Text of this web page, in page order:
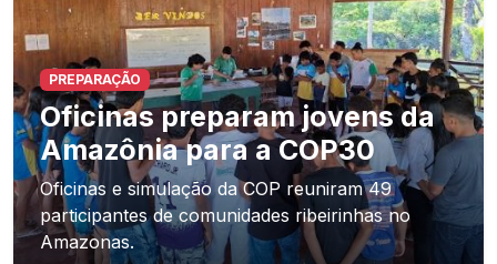
PREPARAÇÃO
Oficinas preparam jovens da
Amazônia para a COP30
Oficinas e simulação da COP reuniram 49
participantes de comunidades ribeirinhas no
Amazonas.